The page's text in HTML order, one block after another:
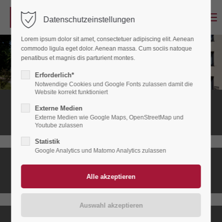
Login
Benutzername
Passwort
Anmelden
Register|Lost your password?
Support
Lorem ipsum dolor sit amet:
Stationäres
Hospiz
Ambulanter
Datenschutzeinstellungen
Lorem ipsum dolor sit amet, consectetuer adipiscing elit. Aenean
commodo ligula eget dolor. Aenean massa. Cum sociis natoque
penatibus et magnis dis parturient montes.
Erforderlich*
Notwendige Cookies und Google Fonts zulassen damit die
Website korrekt funktioniert
Externe Medien
Externe Medien wie Google Maps, OpenStreetMap und
Youtube zulassen
Statistik
Google Analytics und Matomo Analytics zulassen